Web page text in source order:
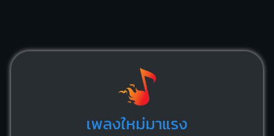
เพลงใหม่มาแรง